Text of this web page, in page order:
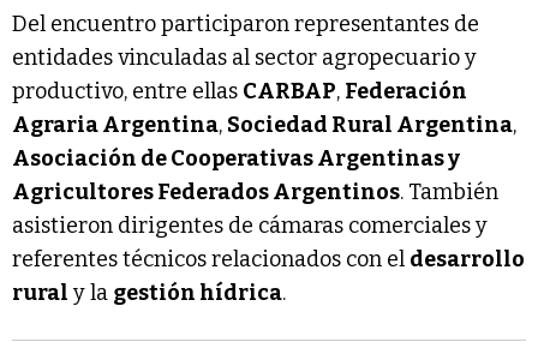
Del encuentro participaron representantes de
entidades vinculadas al sector agropecuario y
productivo, entre ellas CARBAP, Federación
Agraria Argentina, Sociedad Rural Argentina,
Asociación de Cooperativas Argentinas y
Agricultores Federados Argentinos. También
asistieron dirigentes de cámaras comerciales y
referentes técnicos relacionados con el desarrollo
rural y la gestión hídrica.